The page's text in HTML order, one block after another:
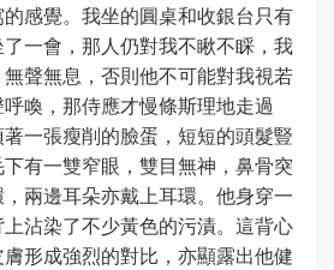
感覺。我坐的圓桌和收銀台只有
一會，那人仍對我不瞅不睬，我
聲無息，否則他不可能對我視若
喚，那侍應才慢條斯理地走過
一張瘦削的臉蛋，短短的頭髮豎
有一雙窄眼，雙目無神，鼻骨突
兩邊耳朵亦戴上耳環。他身穿一
沾染了不少黃色的污漬。這背心
形成強烈的對比，亦顯露出他健